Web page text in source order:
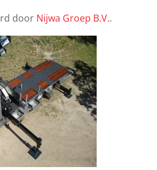
door Nijwa Groep B.V..